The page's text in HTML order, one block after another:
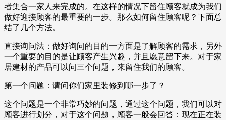
者集合一家人来完成的。在这样的情况下留住顾客就成为我们
做好迎接顾客的最重要的一步。那么如何留住顾客呢？下面总
结了几个方法。
直接询问法：做好询问的目的一方面是了解顾客的需求，另外
一个重要的目的是让顾客产生兴趣，并且愿意留下来。对于家
居建材的产品可以问三个问题，来留住我们的顾客。
第一个问题：请问你们家里装修到哪一步了？
这个问题是一个非常巧妙的问题，通过这个问题，我们可以对
顾客进行划分，对于这个问题，顾客一般会回答：现在正在装